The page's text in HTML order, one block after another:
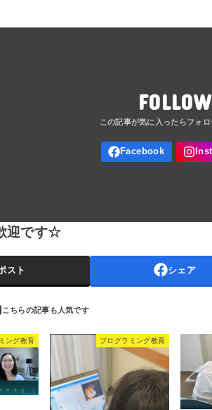
FOLLOW
迎です☆
スト シェア
ング教育 プログラミング教育